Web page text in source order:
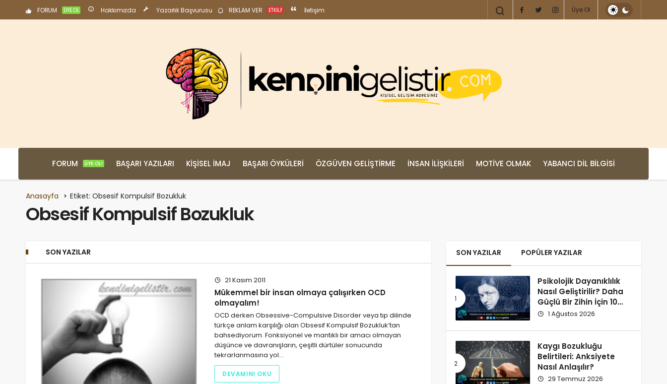
FORUM ÜYE OL Hakkımızda Yazarlık Başvurusu REKLAM VER ETKILI! İletişim Üye Ol
FORUM ÜYE OL! BAŞARI YAZILARI KIŞISEL İMAJ BAŞARI ÖYKÜLERI ÖZGÜVEN GELIŞTIRME İNSAN İLIŞKILERI MOTIVE OLMAK YABANCI DIL BILGISI
Anasayfa Etiket: Obsesif Kompulsif Bozukluk
Obsesif Kompulsif Bozukluk
SON YAZILAR
21 Kasım 2011
Mükemmel bir insan olmaya çalışırken OCD
olmayalım!
OCD derken Obsessive-Compulsive Disorder veya tıp dilinde
türkçe anlam karşılığı olan Obsesif Kompulsif Bozukluk‘tan
bahsediyorum. Fonksiyonel ve mantıklı bir amacı olmayan
düşünce ve davranışların, çeşitli dürtüler sonucunda
tekrarlanmasına yol…
DEVAMINI OKU
SON YAZILAR POPÜLER YAZILAR
Psikolojik Dayanıklılık
Nasıl Geliştirilir? Daha
Güçlü Bir Zihin İçin 10
Alışkanlık
1 Ağustos 2026
Kaygı Bozukluğu
Belirtileri: Anksiyete
Nasıl Anlaşılır?
29 Temmuz 2026